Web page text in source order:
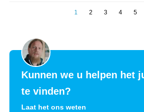
1 2 3 4 5
Kunnen we u helpen het
te vinden?
Laat het ons weten